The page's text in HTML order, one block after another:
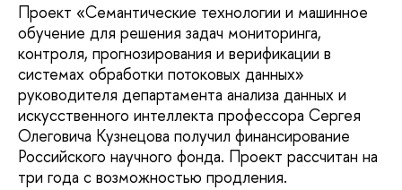
Проект «Семантические технологии и машинное
обучение для решения задач мониторинга,
контроля, прогнозирования и верификации в
системах обработки потоковых данных»
руководителя департамента анализа данных и
искусственного интеллекта профессора Сергея
Олеговича Кузнецова получил финансирование
Российского научного фонда. Проект рассчитан на
три года с возможностью продления.